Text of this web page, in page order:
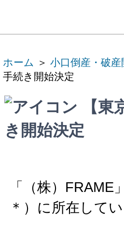
ホーム ＞ 小口倒産・破産
手続き開始決定
【東
き開始決定
「（株）
＊）に所在して